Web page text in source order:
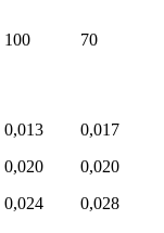
100 70
0,013
0,020
0,024
0,017
0,020
0,028